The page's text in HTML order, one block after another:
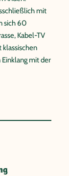
mit
sich 60
Kabel-TV
mit der